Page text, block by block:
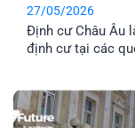
27/05/2026
Định cư Châu Âu
định cư tại các
trình định cư
EFP tìm hiểu nhé!